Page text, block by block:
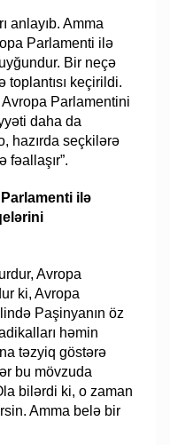
anlayıb. Amma
Parlamenti ilə
Bir neçə
keçirildi.
Parlamentini
daha da
hazırda seçkilərə
fəallaşır”.
ilə
Avropa
ki, Avropa
Paşinyanın öz
həmin
təzyiq göstərə
bu mövzuda
bilərdi ki, o zaman
Amma belə bir